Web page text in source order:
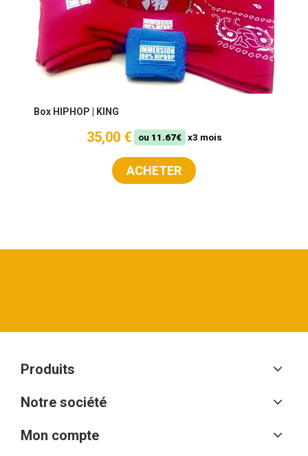
Box HIPHOP | KING
35,00 € ou 11.67€ x3 mois
ACHETER
Produits
Notre société
Mon compte